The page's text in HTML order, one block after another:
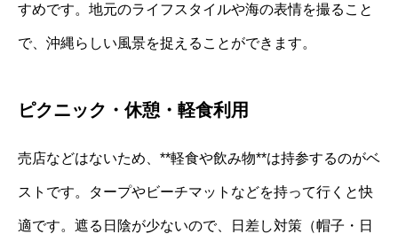
すめです。地元のライフスタイルや海の表情を撮ること
で、沖縄らしい風景を捉えることができます。
ピクニック・休憩・軽食利用
売店などはないため、**軽食や飲み物**は持参するのがベ
ストです。タープやビーチマットなどを持って行くと快
適です。遮る日陰が少ないので、日差し対策（帽子・日